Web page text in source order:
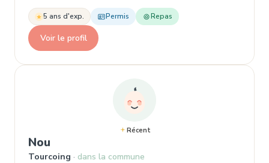
5 ans d'exp. Permis Repas
Voir le profil
Récent
Nou
Tourcoing dans la commune